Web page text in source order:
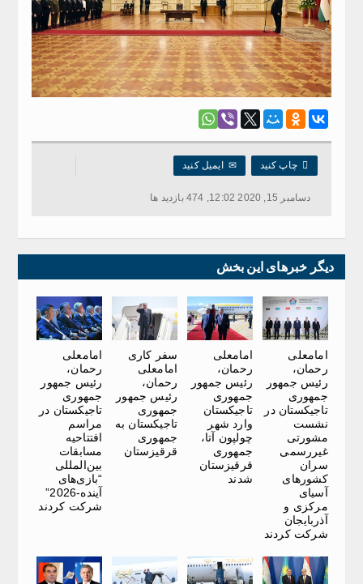
 چاپ کنید ✉ایمیل کنید
دسامبر 15, 2020 12:02, 474 بازدید ها
دیگر خبرهای این بخش
امامعلی
رحمان،
رئیس جمهور
جمهوری
تاجیکستان در
نشست
مشورتی
غیررسمی
سران
کشورهای
آسیای
مرکزی و
آذربایجان
شرکت کردند
امامعلی
رحمان،
رئیس جمهور
جمهوری
تاجیکستان
وارد شهر
چولپون آتا،
جمهوری
قرقیزستان
شدند
سفر کاری
امامعلی
رحمان،
رئیس جمهور
جمهوری
تاجیکستان به
جمهوری
قرقیزستان
امامعلی
رحمان،
رئیس جمهور
جمهوری
تاجیکستان در
مراسم
افتتاحیه
مسابقات
بین‌المللی
“بازی‌های
آینده-2026”
شرکت کردند